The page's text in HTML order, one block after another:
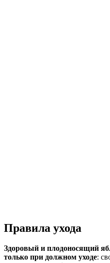
Правила ухода
Здоровый и плодоносящий
только при должном уходе: